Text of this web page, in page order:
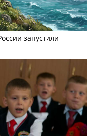
запустили